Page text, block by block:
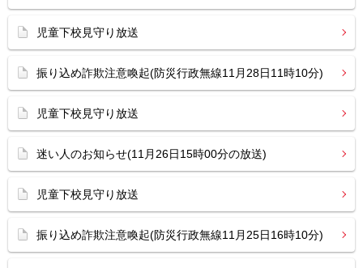
児童下校見守り放送
振り込め詐欺注意喚起(防災行政無線11月28日11時10分)
児童下校見守り放送
迷い人のお知らせ(11月26日15時00分の放送)
児童下校見守り放送
振り込め詐欺注意喚起(防災行政無線11月25日16時10分)